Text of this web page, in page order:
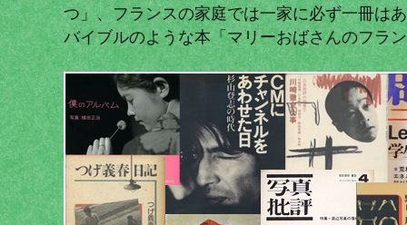
つ」、フランスの家庭では一家に必ず一冊は
バイブルのような本「マリーおばさんのフラ